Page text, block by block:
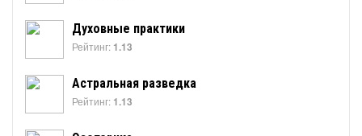
Духовные практики
Рейтинг: 1.13
Астральная разведка
Рейтинг: 1.13